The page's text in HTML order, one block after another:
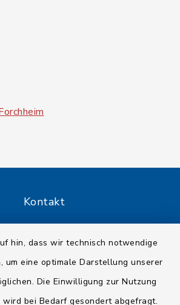
hin, dass wir technisch notwendige
um eine optimale Darstellung unserer
Die Einwilligung zur Nutzung
bei Bedarf gesondert abgefragt.
Kontakt
Datenschutz
Impressum